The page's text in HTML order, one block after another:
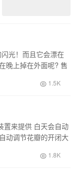
光！而且它会漂在
晚上掉在外面呢? 售
1.5K
置来提供 白天会自动
动调节花瓣的开闭大
1.8K